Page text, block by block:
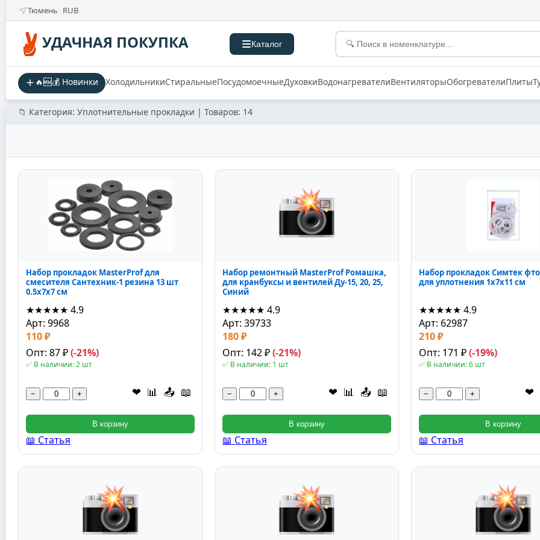
Тюмень RUB
УДАЧНАЯ ПОКУПКА Каталог
🔥🆕💰 Новинки ХолодильникиСтиральныеПосудомоечныеДуховкиВодонагревателиВентиляторыОбогревателиПлиты
📁 Категория: Уплотнительные прокладки | Товаров: 14
Набор прокладок MasterProf для
смесителя Сантехник-1 резина 13 шт
0.5x7x7 см
★★★★★ 4.9
Арт: 9968
110 ₽
Опт: 87 ₽(-21%)
✅ В наличии: 2 шт
− + ❤ 📊 📤 📖
В корзину
📖 Статья
Набор ремонтный MasterProf Ромашка,
для кранбуксы и вентилей Ду-15, 20, 25,
Синий
★★★★★ 4.9
Арт: 39733
180 ₽
Опт: 142 ₽(-21%)
✅ В наличии: 1 шт
− + ❤ 📊 📤 📖
В корзину
📖 Статья
Набор прокладок Симтек
для уплотнения 1x7x11 см
★★★★★ 4.9
Арт: 62987
210 ₽
Опт: 171 ₽(-19%)
✅ В наличии: 6 шт
− + ❤
В корзину
📖 Статья